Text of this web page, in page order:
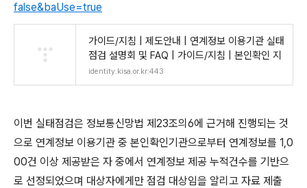
false&baUse=true
가이드/지침 | 제도안내 | 연계정보 이용기관 실태
점검 설명회 및 FAQ | 가이드/지침 | 본인확인 지
identity.kisa.or.kr:443
이번 실태점검은 정보통신망법 제23조의6에 근거해 진행되는 것
으로 연계정보 이용기관 중 본인확인기관으로부터 연계정보를 1,0
00건 이상 제공받은 자 중에서 연계정보 제공 누적건수를 기반으
로 선정되었으며 대상자에게만 점검 대상임을 알리고 자료 제출